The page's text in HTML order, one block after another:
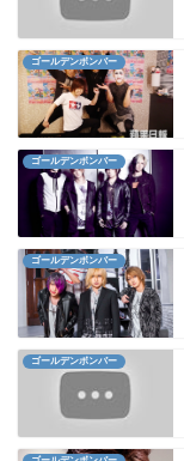
ゴールデンボンバー
ゴールデンボンバー
ゴールデンボンバー
ゴールデンボンバー